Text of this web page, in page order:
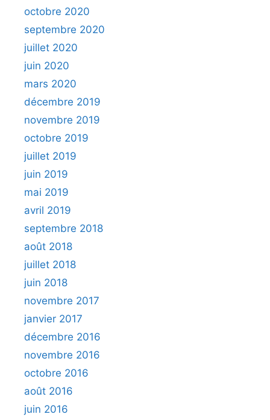
octobre 2020
septembre 2020
juillet 2020
juin 2020
mars 2020
décembre 2019
novembre 2019
octobre 2019
juillet 2019
juin 2019
mai 2019
avril 2019
septembre 2018
août 2018
juillet 2018
juin 2018
novembre 2017
janvier 2017
décembre 2016
novembre 2016
octobre 2016
août 2016
juin 2016